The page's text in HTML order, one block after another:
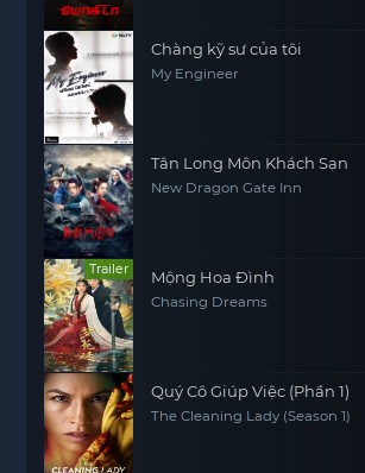
Chàng kỹ sư của tôi
My Engineer
Tân Long Môn Khách Sạn
New Dragon Gate Inn
Trailer Mộng Hoa Đình
Chasing Dreams
Quý Cô Giúp Việc (Phần 1)
The Cleaning Lady (Season 1)